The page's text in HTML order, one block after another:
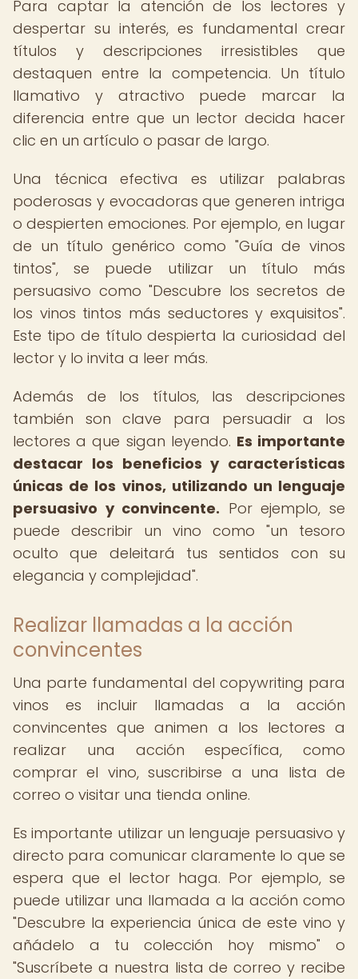
Para captar la atención de los lectores y
despertar su interés, es fundamental crear
títulos y descripciones irresistibles que
destaquen entre la competencia. Un título
llamativo y atractivo puede marcar la
diferencia entre que un lector decida hacer
clic en un artículo o pasar de largo.
Una técnica efectiva es utilizar palabras
poderosas y evocadoras que generen intriga
o despierten emociones. Por ejemplo, en lugar
de un título genérico como "Guía de vinos
tintos", se puede utilizar un título más
persuasivo como "Descubre los secretos de
los vinos tintos más seductores y exquisitos".
Este tipo de título despierta la curiosidad del
lector y lo invita a leer más.
Además de los títulos, las descripciones
también son clave para persuadir a los
lectores a que sigan leyendo. Es importante
destacar los beneficios y características
únicas de los vinos, utilizando un lenguaje
persuasivo y convincente. Por ejemplo, se
puede describir un vino como "un tesoro
oculto que deleitará tus sentidos con su
elegancia y complejidad".
Realizar llamadas a la acción
convincentes
Una parte fundamental del copywriting para
vinos es incluir llamadas a la acción
convincentes que animen a los lectores a
realizar una acción específica, como
comprar el vino, suscribirse a una lista de
correo o visitar una tienda online.
Es importante utilizar un lenguaje persuasivo y
directo para comunicar claramente lo que se
espera que el lector haga. Por ejemplo, se
puede utilizar una llamada a la acción como
"Descubre la experiencia única de este vino y
añádelo a tu colección hoy mismo" o
"Suscríbete a nuestra lista de correo y recibe